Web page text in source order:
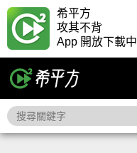
希平方
攻其不背
App 開放下載中